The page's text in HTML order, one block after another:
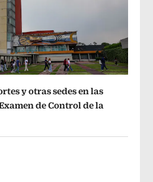
y otras sedes en las
de Control de la